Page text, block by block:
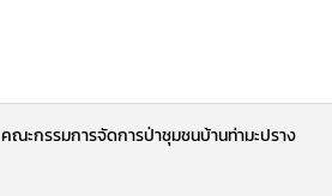
คณะกรรมการจัดการป่าชุมชนบ้านท่ามะปราง